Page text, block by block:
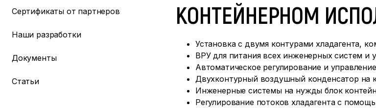
Сертификаты от партнеров
Наши разработки
Документы
Статьи
КОНТЕЙНЕРНОМ
Установка с двумя контурами хладагента,
ВРУ для питания всех инженерных систем и
Автоматическое регулирование и
Двухконтурный воздушный конденсатор на
Инженерные системы на нужды блок
Регулирование потоков хладагента с